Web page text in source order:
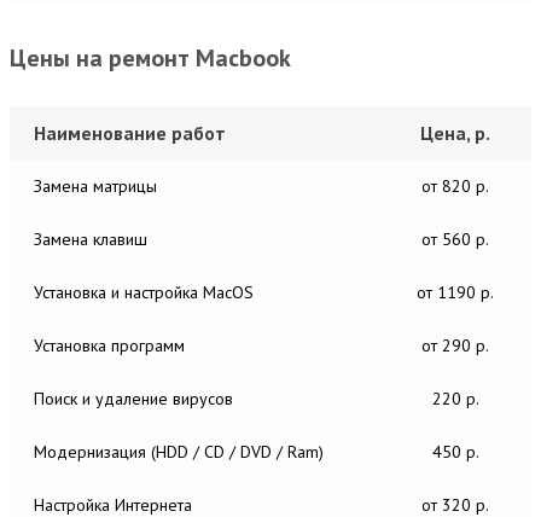
Цены на ремонт Macbook
Наименование работ Цена, р.
Замена матрицы от 820 р.
Замена клавиш от 560 р.
Установка и настройка MacОS от 1190 р.
Установка программ от 290 р.
Поиск и удаление вирусов 220 р.
Модернизация (HDD / CD / DVD / Ram) 450 р.
Настройка Интернета от 320 р.